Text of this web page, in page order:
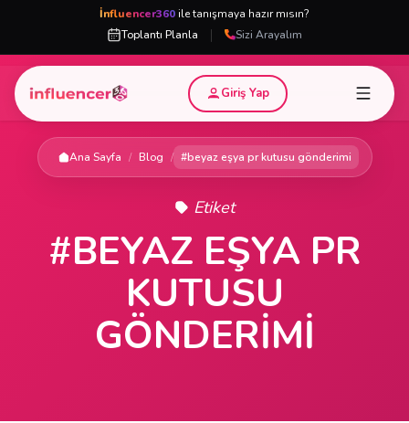
İnfluencer360 ile tanışmaya hazır mısın?
Toplantı Planla
| Sizi Arayalım
Giriş Yap
Ana Sayfa / Blog / #beyaz eşya pr kutusu gönderimi
Etiket
#BEYAZ EŞYA PR
KUTUSU
GÖNDERIMI